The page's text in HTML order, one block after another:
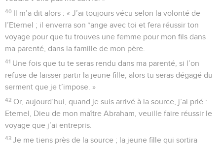
40 Il m’a dit alors : « J’ai toujours vécu selon la volonté de
l’Eternel ; il enverra son *ange avec toi et fera réussir ton
voyage pour que tu trouves une femme pour mon fils dans
ma parenté, dans la famille de mon père.
41 Une fois que tu te seras rendu dans ma parenté, si l’on
refuse de laisser partir la jeune fille, alors tu seras dégagé du
serment que je t’impose. »
42 Or, aujourd’hui, quand je suis arrivé à la source, j’ai prié :
Eternel, Dieu de mon maître Abraham, veuille faire réussir le
voyage que j’ai entrepris.
43 Je me tiens près de la source ; la jeune fille qui sortira